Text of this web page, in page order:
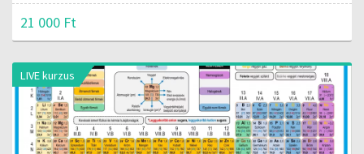
21 000 Ft
LIVE kurzus